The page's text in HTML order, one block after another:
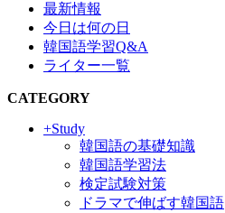
最新情報
今日は何の日
韓国語学習Q&A
ライター一覧
CATEGORY
+Study
韓国語の基礎知識
韓国語学習法
検定試験対策
ドラマで伸ばす韓国語